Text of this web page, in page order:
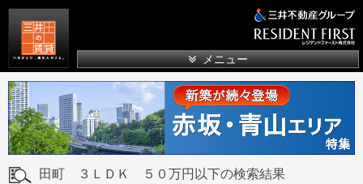
メニュー
田町 ３ＬＤＫ ５０万円以下の検索結果